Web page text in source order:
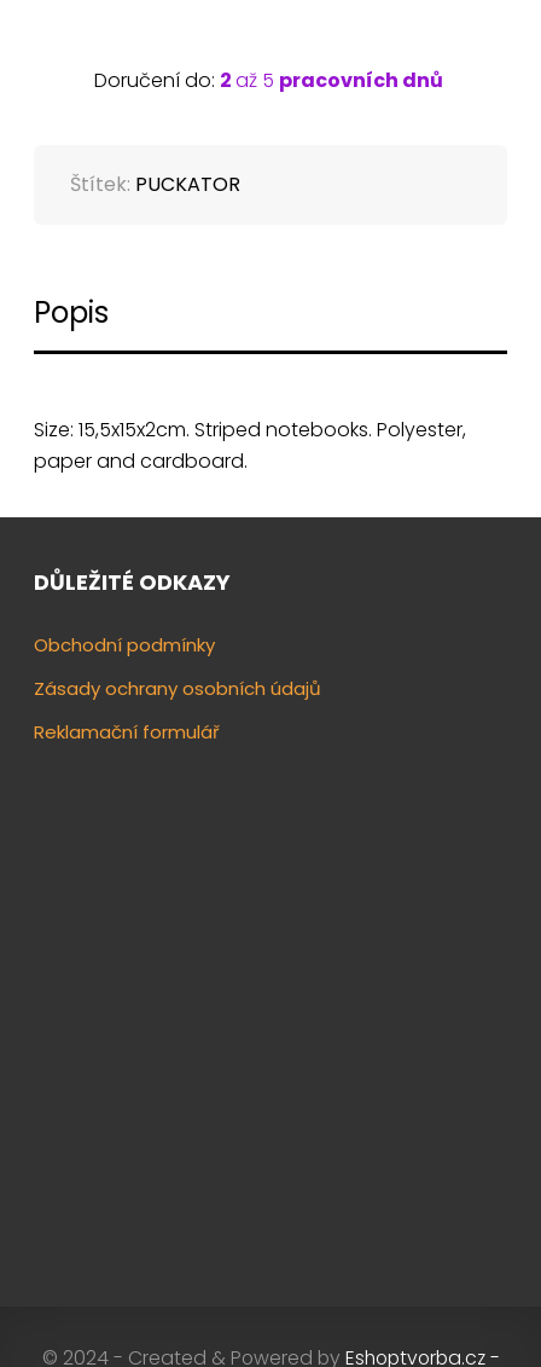
Doručení do: 2až 5 pracovních dnů
Štítek: PUCKATOR
Popis
Size: 15,5x15x2cm. Striped notebooks. Polyester,
paper and cardboard.
DŮLEŽITÉ ODKAZY
Obchodní podmínky
Zásady ochrany osobních údajů
Reklamační formulář
© 2024 - Created & Powered by Eshoptvorba.cz -